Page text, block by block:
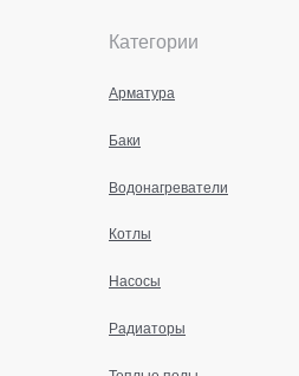
Категории
Арматура
Баки
Водонагреватели
Котлы
Насосы
Радиаторы